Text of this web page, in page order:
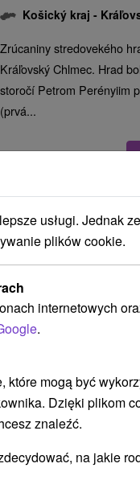
Košický kraj -
Zrúcaniny stredovekého
Kráľovský Chlmec. Hrad
storočí Petrom Perényiim
(prvá...
Park Miejski
Historyczny
usługi. Jednak
plików cookie.
internetowych
.
które mogą być
Dzięki plikom
znaleźć.
na jakie